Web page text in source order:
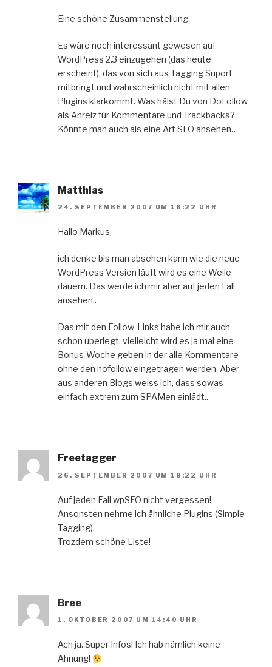
Eine schöne Zusammenstellung.
Es wäre noch interessant gewesen auf
WordPress 2.3 einzugehen (das heute
erscheint), das von sich aus Tagging Suport
mitbringt und wahrscheinlich nicht mit allen
Plugins klarkommt. Was hälst Du von DoFollow
als Anreiz für Kommentare und Trackbacks?
Könnte man auch als eine Art SEO ansehen…
Matthias
24. SEPTEMBER 2007 UM 16:22 UHR
Hallo Markus,
ich denke bis man absehen kann wie die neue
WordPress Version läuft wird es eine Weile
dauern. Das werde ich mir aber auf jeden Fall
ansehen..
Das mit den Follow-Links habe ich mir auch
schon überlegt, vielleicht wird es ja mal eine
Bonus-Woche geben in der alle Kommentare
ohne den nofollow eingetragen werden. Aber
aus anderen Blogs weiss ich, dass sowas
einfach extrem zum SPAMen einlädt..
Freetagger
26. SEPTEMBER 2007 UM 18:22 UHR
Auf jeden Fall wpSEO nicht vergessen!
Ansonsten nehme ich ähnliche Plugins (Simple
Tagging).
Trozdem schöne Liste!
Bree
1. OKTOBER 2007 UM 14:40 UHR
Ach ja. Super Infos! Ich hab nämlich keine
Ahnung!